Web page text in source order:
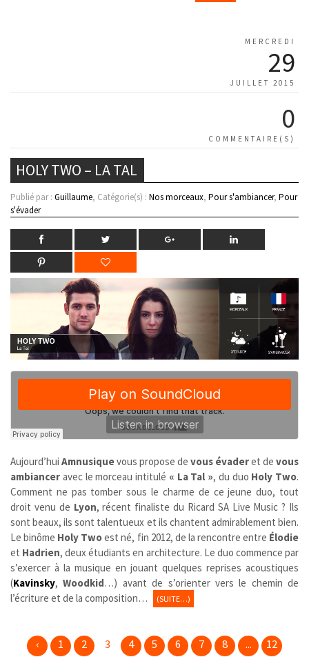
MERCREDI
29
JUILLET 2015
0
COMMENTAIRE(S)
HOLY TWO – LA TAL
Publié par : Guillaume, Catégorie(s) : Nos morceaux, Pour s'ambiancer, Pour
s'évader
Aujourd’hui Amnusiquevous propose de vous évaderet de vous
ambiancer avec le morceau intitulé « La Tal », du duo Holy Two.
Comment ne pas tomber sous le charme de ce jeune duo, tout
droit venu de Lyon, récent finaliste du Ricard SA Live Music ? Ils
sont beaux, ils sont talentueux et ils chantent admirablement bien.
Le binôme Holy Twoest né, fin 2012, de la rencontre entre Élodie
et Hadrien, deux étudiants en architecture. Le duo commence par
s’exercer à la musique en jouant quelques reprises acoustiques
(Kavinsky,Woodkid…) avant de s’orienter vers le chemin de
l’écriture et de la composition…
(SUITE…)
‹ 1 2 3 4 5 6 7 8 ... 12